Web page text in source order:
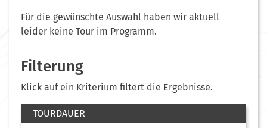
Für die gewünschte Auswahl haben wir aktuell
leider keine Tour im Programm.
Filterung
Klick auf ein Kriterium filtert die Ergebnisse.
TOURDAUER